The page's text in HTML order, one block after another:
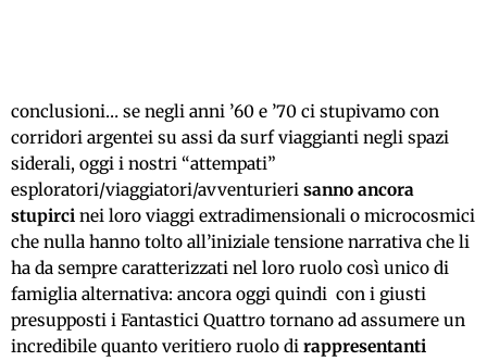
conclusioni… se negli anni ’60 e ’70 ci stupivamo con
corridori argentei su assi da surf viaggianti negli spazi
siderali, oggi i nostri “attempati”
esploratori/viaggiatori/avventurieri sanno ancora
stupirci nei loro viaggi extradimensionali o microcosmici
che nulla hanno tolto all’iniziale tensione narrativa che li
ha da sempre caratterizzati nel loro ruolo così unico di
famiglia alternativa: ancora oggi quindi con i giusti
presupposti i Fantastici Quattro tornano ad assumere un
incredibile quanto veritiero ruolo di rappresentanti